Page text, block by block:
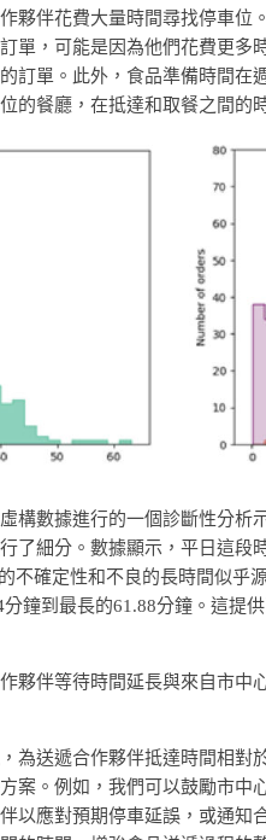
夥伴花費大量時間尋找停車位
單，可能是因為他們花費更多
訂單。此外，食品準備時間在
的餐廳，在抵達和取餐之間的
構數據進行的一個診斷性分析
了細分。數據顯示，平日這段
不確定性和不良的長時間似乎
鐘到最長的61.88分鐘。這提
夥伴等待時間延長與來自市中
為送遞合作夥伴抵達時間相對
案。例如，我們可以鼓勵市中
以應對預期停車延誤，或通知